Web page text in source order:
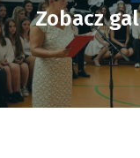
Zobacz